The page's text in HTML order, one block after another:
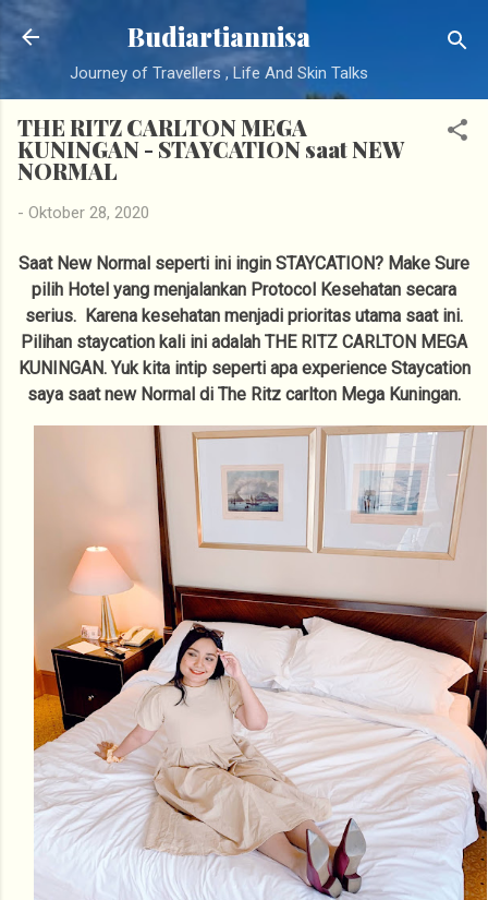
Langsung ke konten utama
Budiartiannisa
Journey of Travellers , Life And Skin Talks
THE RITZ CARLTON MEGA
KUNINGAN - STAYCATION saat NEW
NORMAL
- Oktober 28, 2020
Saat New Normal seperti ini ingin STAYCATION? Make Sure
pilih Hotel yang menjalankan Protocol Kesehatan secara
serius. Karena kesehatan menjadi prioritas utama saat ini.
Pilihan staycation kali ini adalah THE RITZ CARLTON MEGA
KUNINGAN. Yuk kita intip seperti apa experience Staycation
saya saat new Normal di The Ritz carlton Mega Kuningan.